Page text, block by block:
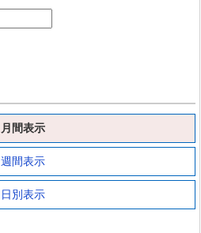
月間表示
週間表示
日別表示